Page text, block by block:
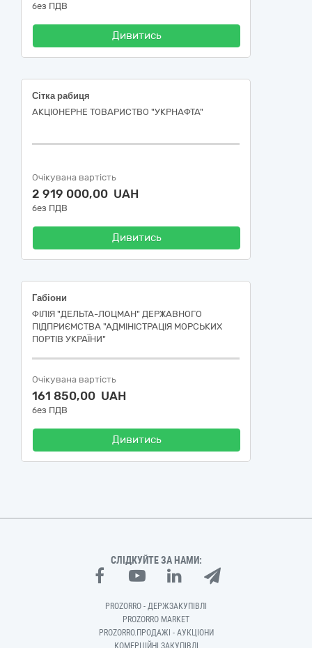
без ПДВ
Дивитись
Сітка рабиця
АКЦІОНЕРНЕ ТОВАРИСТВО "УКPНAФТА"
Очікувана вартість
2 919 000,00 UAH
без ПДВ
Дивитись
Габіони
ФІЛІЯ "ДЕЛЬТА-ЛОЦМАН" ДЕРЖАВНОГО
ПІДПРИЄМСТВА "АДМІНІСТРАЦІЯ МОРСЬКИХ
ПОРТІВ УКРАЇНИ"
Очікувана вартість
161 850,00 UAH
без ПДВ
Дивитись
СЛІДКУЙТЕ ЗА НАМИ:
PROZORRO - ДЕРЖЗАКУПІВЛІ
PROZORRO MARKET
PROZORRO.ПРОДАЖІ - АУКЦІОНИ
КОМЕРЦІЙНІ ЗАКУПІВЛІ